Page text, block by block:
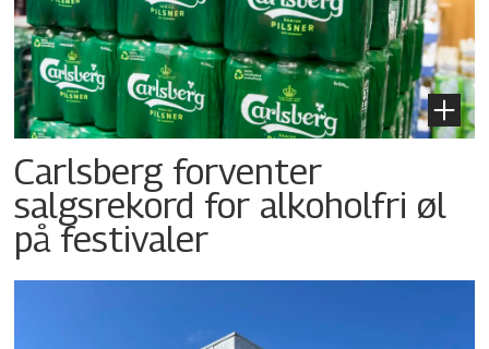
Carlsberg forventer
salgsrekord for alkoholfri øl
på festivaler